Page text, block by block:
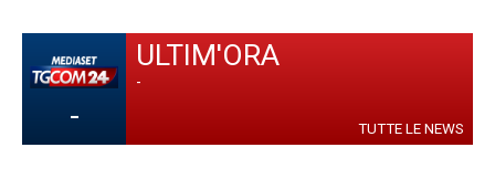
-
ULTIM'ORA
-
TUTTE LE NEWS